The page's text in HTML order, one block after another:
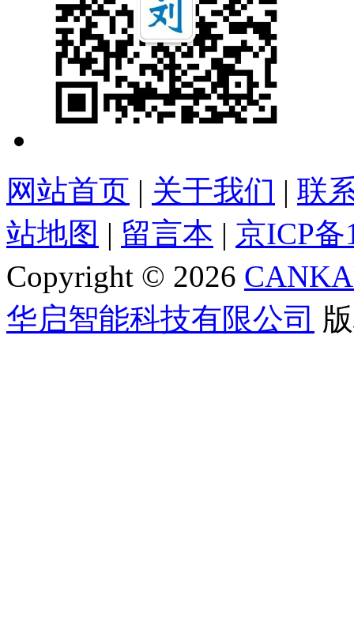
网站首页 | 关于我们 | 联
站地图 | 留言本 | 京ICP备
Copyright © 2026
华启智能科技有限公司